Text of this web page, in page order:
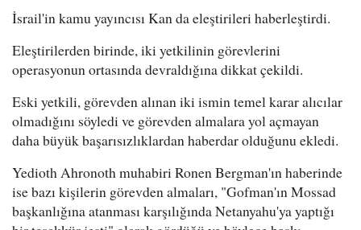
İsrail'in kamu yayıncısı Kan da eleştirileri haberleştirdi.
Eleştirilerden birinde, iki yetkilinin görevlerini
operasyonun ortasında devraldığına dikkat çekildi.
Eski yetkili, görevden alınan iki ismin temel karar alıcılar
olmadığını söyledi ve görevden almalara yol açmayan
daha büyük başarısızlıklardan haberdar olduğunu ekledi.
Yedioth Ahronoth muhabiri Ronen Bergman'ın haberinde
ise bazı kişilerin görevden almaları, "Gofman'ın Mossad
başkanlığına atanması karşılığında Netanyahu'ya yaptığı